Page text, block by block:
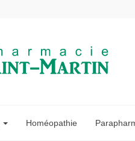
Homéopathie